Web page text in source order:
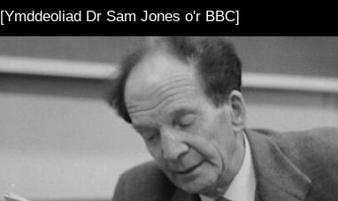
[Ymddeoliad Dr Sam Jones o'r BBC]